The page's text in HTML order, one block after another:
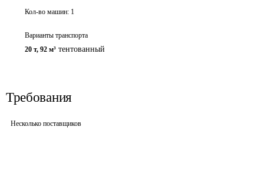
Кол-во машин: 1
Варианты транспорта
20 т, 92 м³ тентованный
Требования
Несколько поставщиков